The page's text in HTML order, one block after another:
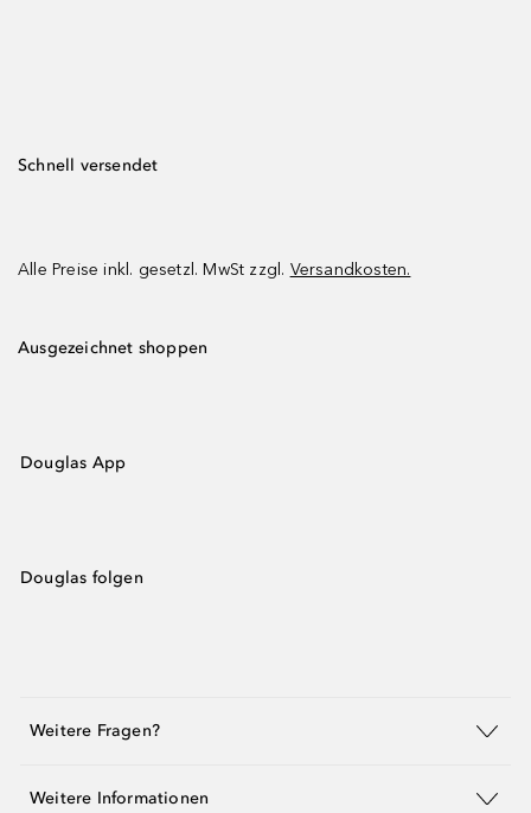
Schnell versendet
Alle Preise inkl. gesetzl. MwSt zzgl. Versandkosten.
Ausgezeichnet shoppen
Douglas App
Douglas folgen
Weitere Fragen?
Weitere Informationen